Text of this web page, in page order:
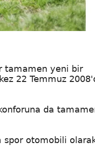
tamamen yeni bir
22 Temmuz
da
spor otomobili